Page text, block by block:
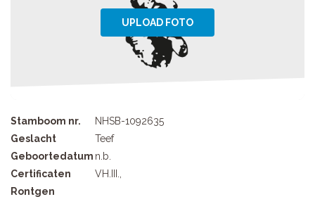
Stamboom nr.
NHSB-1092635
Geslacht
Teef
Geboortedatum n.b.
Certificaten
VH.III.,
Rontgen